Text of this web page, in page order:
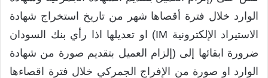
الوارد خلال فترة أقصاها شهر من تاريخ استخراج شهادة
الاستيراد الإلكترونية IM) او تعديلها اذا رأي بنك السودان
ضرورة ابقائها إلى (إلزام العميل بتقديم صورة من شهادة
الوارد او صورة من الإفراج الجمركي خلال فترة اقصاءها